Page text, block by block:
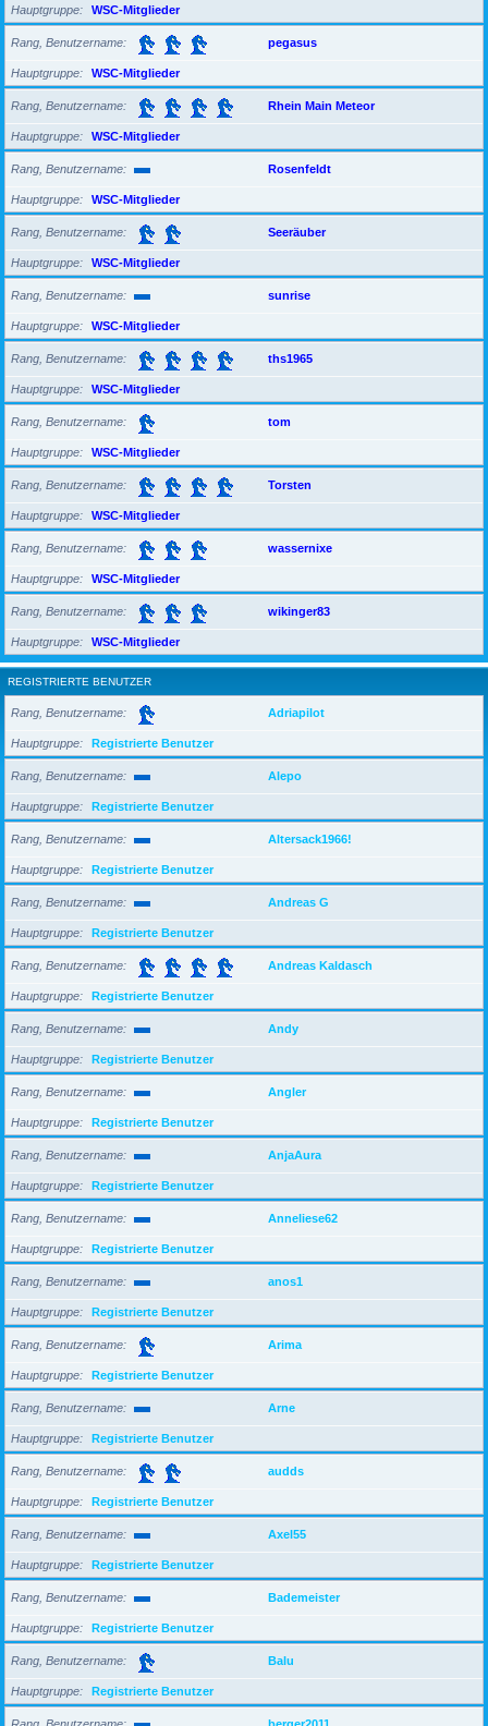
Hauptgruppe WSC-Mitglieder
Rang, Benutzername pegasus
Hauptgruppe WSC-Mitglieder
Rang, Benutzername Rhein Main Meteor
Hauptgruppe WSC-Mitglieder
Rang, Benutzername Rosenfeldt
Hauptgruppe WSC-Mitglieder
Rang, Benutzername Seeräuber
Hauptgruppe WSC-Mitglieder
Rang, Benutzername sunrise
Hauptgruppe WSC-Mitglieder
Rang, Benutzername ths1965
Hauptgruppe WSC-Mitglieder
Rang, Benutzername tom
Hauptgruppe WSC-Mitglieder
Rang, Benutzername Torsten
Hauptgruppe WSC-Mitglieder
Rang, Benutzername wassernixe
Hauptgruppe WSC-Mitglieder
Rang, Benutzername wikinger83
Hauptgruppe WSC-Mitglieder
REGISTRIERTE BENUTZER
Rang, Benutzername Adriapilot
Hauptgruppe Registrierte Benutzer
Rang, Benutzername Alepo
Hauptgruppe Registrierte Benutzer
Rang, Benutzername Altersack1966!
Hauptgruppe Registrierte Benutzer
Rang, Benutzername Andreas G
Hauptgruppe Registrierte Benutzer
Rang, Benutzername Andreas Kaldasch
Hauptgruppe Registrierte Benutzer
Rang, Benutzername Andy
Hauptgruppe Registrierte Benutzer
Rang, Benutzername Angler
Hauptgruppe Registrierte Benutzer
Rang, Benutzername AnjaAura
Hauptgruppe Registrierte Benutzer
Rang, Benutzername Anneliese62
Hauptgruppe Registrierte Benutzer
Rang, Benutzername anos1
Hauptgruppe Registrierte Benutzer
Rang, Benutzername Arima
Hauptgruppe Registrierte Benutzer
Rang, Benutzername Arne
Hauptgruppe Registrierte Benutzer
Rang, Benutzername audds
Hauptgruppe Registrierte Benutzer
Rang, Benutzername Axel55
Hauptgruppe Registrierte Benutzer
Rang, Benutzername Bademeister
Hauptgruppe Registrierte Benutzer
Rang, Benutzername Balu
Hauptgruppe Registrierte Benutzer